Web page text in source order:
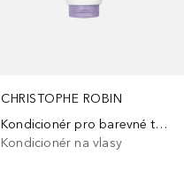
CHRISTOPHE ROBIN
Kondicionér pro barevné tónování Florentina Iris
Kondicionér na vlasy